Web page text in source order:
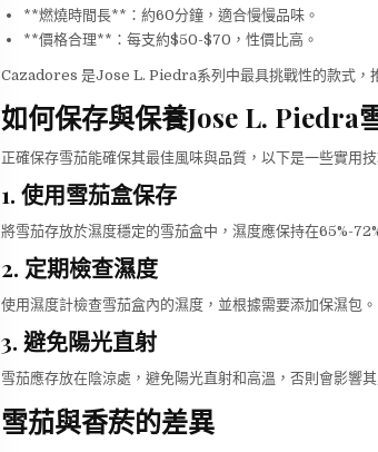
**燃燒時間長**：約60分鐘，適合慢慢品味。
**價格合理**：每支約$50-$70，性價比高。
Cazadores 是Jose L. Piedra系列中最具挑戰性的款式，
如何保存與保養Jose L. Piedra
正確保存雪茄能確保其最佳風味與品質，以下是一些實用技
1. 使用雪茄盒保存
將雪茄存放於濕度穩定的雪茄盒中，濕度應保持在65%-
2. 定期檢查濕度
使用濕度計檢查雪茄盒內的濕度，並根據需要添加保濕包。
3. 避免陽光直射
雪茄應存放在陰涼處，避免陽光直射和高溫，否則會影響其
雪茄與香菸的差異